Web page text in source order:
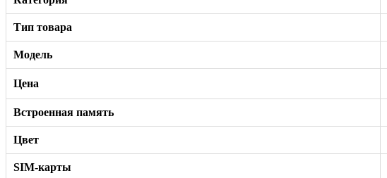
Тип товара
Модель
Цена
Встроенная память
Цвет
SIM-карты